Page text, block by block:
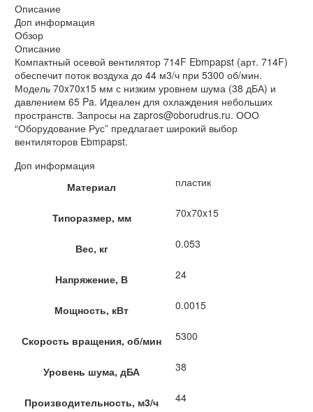
Описание
Доп информация
Обзор
Описание
Компактный осевой вентилятор 714F Ebmpapst (арт. 714F)
обеспечит поток воздуха до 44 м3/ч при 5300 об/мин.
Модель 70x70x15 мм с низким уровнем шума (38 дБА) и
давлением 65 Pa. Идеален для охлаждения небольших
пространств. Запросы на zapros@oborudrus.ru. ООО
“Оборудование Рус” предлагает широкий выбор
вентиляторов Ebmpapst.
Доп информация
Материал
пластик
Типоразмер, мм 70x70x15
Вес, кг 0.053
Напряжение, В 24
Мощность, кВт 0.0015
Скорость вращения, об/мин 5300
Уровень шума, дБА 38
Производительность, м3/ч 44